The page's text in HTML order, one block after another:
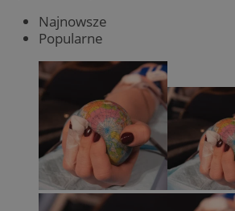
Najnowsze
Popularne